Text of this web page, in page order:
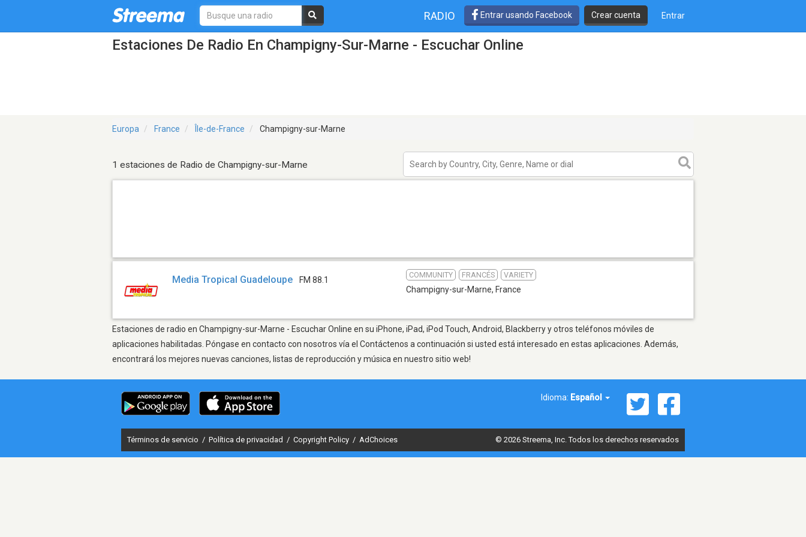
RADIO Entrar usando Facebook Crear cuenta Entrar
Estaciones De Radio En Champigny-Sur-Marne - Escuchar Online
Europa France Île-de-France Champigny-sur-Marne
1 estaciones de Radio de Champigny-sur-Marne
Media Tropical Guadeloupe FM 88.1
COMMUNITY FRANCÉS VARIETY
Champigny-sur-Marne, France
Estaciones de radio en Champigny-sur-Marne - Escuchar Online en su iPhone, iPad, iPod Touch, Android, Blackberry y otros teléfonos móviles de
aplicaciones habilitadas. Póngase en contacto con nosotros vía el Contáctenos a continuación si usted está interesado en estas aplicaciones. Además,
encontrará los mejores nuevas canciones, listas de reproducción y música en nuestro sitio web!
Idioma: Español
Términos de servicio / Política de privacidad / Copyright Policy / AdChoices © 2026 Streema, Inc. Todos los derechos reservados